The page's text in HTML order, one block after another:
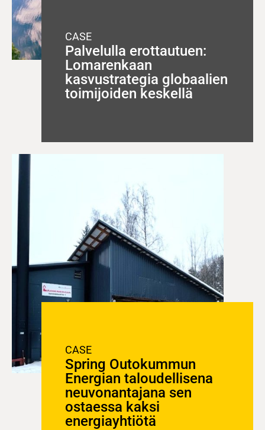
CASE
Palvelulla erottautuen:
Lomarenkaan
kasvustrategia globaalien
toimijoiden keskellä
CASE
Spring Outokummun
Energian taloudellisena
neuvonantajana sen
ostaessa kaksi
energiayhtiötä